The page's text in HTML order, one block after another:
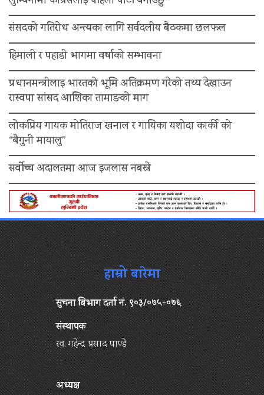
संसदको गतिरोध अन्त्यका लागि सर्वदलीय बैठकमा छलफल
हिमाली र पहाडी भागमा वर्षाको सम्भावना
प्रधानमन्त्रीलाइ भारतको भूमि अतिक्रमण गरेको तथ्य देखाउन
रास्वपा सांसद आशिका तामाङको माग
लोकप्रिय गायक मोतिराज खनाल र गायिका यशोदा कार्की को
“बैगुनी मायालु”
सर्वोच्च अदालतमा आज इजलास नबस्ने
हाम्रो बारेमा
सुचना बिभाग दर्ता नं. ९०३/०७५-०७६
संस्थापक
स्व. महेन्द्र प्रसाद पाण्डे
अध्यक्ष